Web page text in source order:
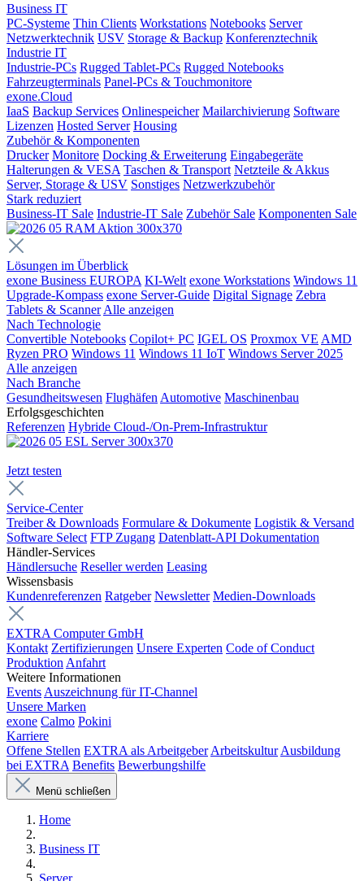
Business IT
PC-Systeme Thin Clients Workstations Notebooks Server
Netzwerktechnik USV Storage & Backup Konferenztechnik
Industrie IT
Industrie-PCs Rugged Tablet-PCs Rugged Notebooks
Fahrzeugterminals Panel-PCs & Touchmonitore
exone.Cloud
IaaS Backup Services Onlinespeicher Mailarchivierung Software
Lizenzen Hosted Server Housing
Zubehör & Komponenten
Drucker Monitore Docking & Erweiterung Eingabegeräte
Halterungen & VESA Taschen & Transport Netzteile & Akkus
Server, Storage & USV Sonstiges Netzwerkzubehör
Stark reduziert
Business-IT Sale Industrie-IT Sale Zubehör Sale Komponenten Sale
Lösungen im Überblick
exone Business EUROPA KI-Welt exone Workstations Windows 11
Upgrade-Kompass exone Server-Guide Digital Signage Zebra
Tablets & Scanner Alle anzeigen
Nach Technologie
Convertible Notebooks Copilot+ PC IGEL OS Proxmox VE AMD
Ryzen PRO Windows 11 Windows 11 IoT Windows Server 2025
Alle anzeigen
Nach Branche
Gesundheitswesen Flughäfen Automotive Maschinenbau
Erfolgsgeschichten
Referenzen Hybride Cloud-/On-Prem-Infrastruktur
Jetzt testen
Service-Center
Treiber & Downloads Formulare & Dokumente Logistik & Versand
Software Select FTP Zugang Datenblatt-API Dokumentation
Händler-Services
Händlersuche Reseller werden Leasing
Wissensbasis
Kundenreferenzen Ratgeber Newsletter Medien-Downloads
EXTRA Computer GmbH
Kontakt Zertifizierungen Unsere Experten Code of Conduct
Produktion Anfahrt
Weitere Informationen
Events Auszeichnung für IT-Channel
Unsere Marken
exone Calmo Pokini
Karriere
Offene Stellen EXTRA als Arbeitgeber Arbeitskultur Ausbildung
bei EXTRA Benefits Bewerbungshilfe
Menü schließen
Home
Business IT
Server